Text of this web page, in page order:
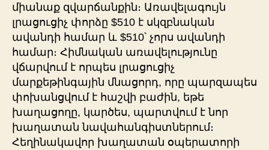
միանաք զվարճանքին։ Առավելագույն
լրացուցիչ փորձը $510 է սկզբնական
ավանդի համար և $510՝ չորս ավանդի
համար։ Հիմնական առավելությունը
վճարվում է որպես լրացուցիչ
մարքեթինգային մնացորդ, որը պարզապես
փոխանցվում է հաշվի բաժին, եթե
խաղացողը, կարծես, պարտվում է նոր
խաղատան նավահանգիստներում։
Հեղինակավոր խաղատան օպերատորի